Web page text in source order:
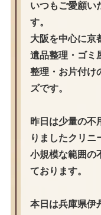
いつもご愛顧い
す。
大阪を中心に京
遺品整理・ゴミ
整理・お片付け
ズです。
昨日は少量の不
りましたクリニ
小規模な範囲の
ております。
本日は兵庫県伊